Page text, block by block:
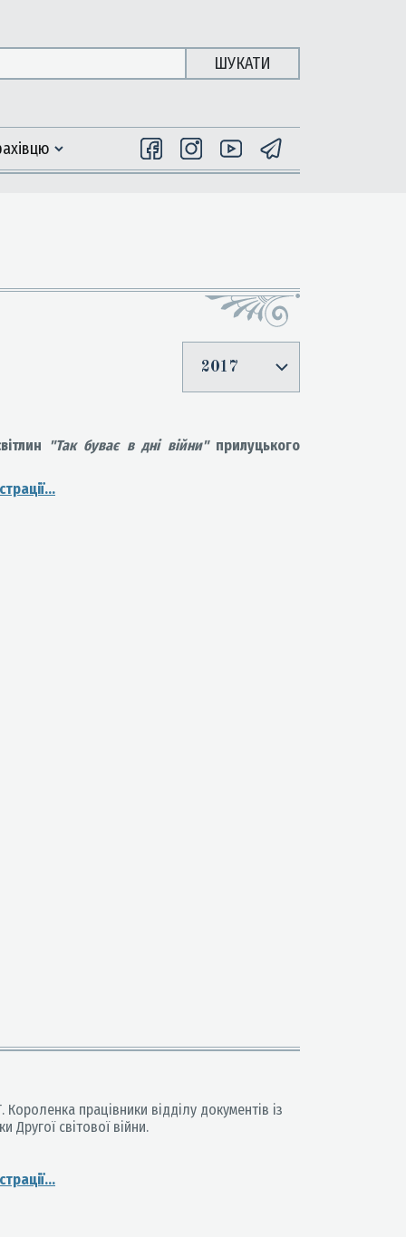
ШУКАТИ
2017
"Так буває в дні війни"прилуцького
Короленка працівники відділу документів із
Другої світової війни.